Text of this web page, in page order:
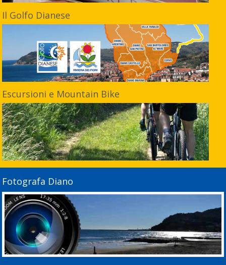
Il Golfo Dianese
Escursioni e Mountain Bike
Fotografa Diano